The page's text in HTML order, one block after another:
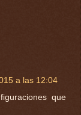
a las 12:04
que